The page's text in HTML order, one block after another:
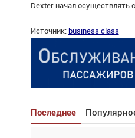
Dexter начал осуществлять
Источник: business class
Последнее